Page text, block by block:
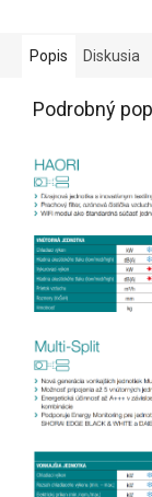
Popis Diskusia
Podrobný